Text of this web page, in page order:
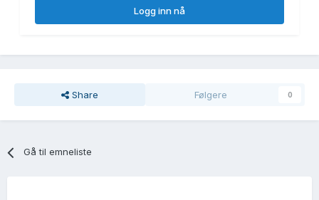
Logg inn nå
Share Følgere 0
Gå til emneliste